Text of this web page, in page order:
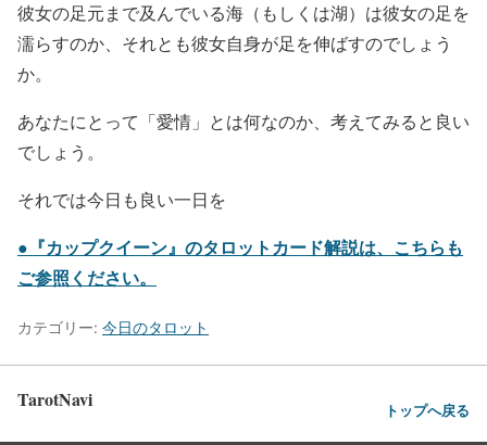
彼女の足元まで及んでいる海（もしくは湖）は彼女の足を
濡らすのか、それとも彼女自身が足を伸ばすのでしょう
か。
あなたにとって「愛情」とは何なのか、考えてみると良い
でしょう。
それでは今日も良い一日を
●『カップクイーン』のタロットカード解説は、こちらも
ご参照ください。
カテゴリー: 今日のタロット
TarotNavi トップへ戻る